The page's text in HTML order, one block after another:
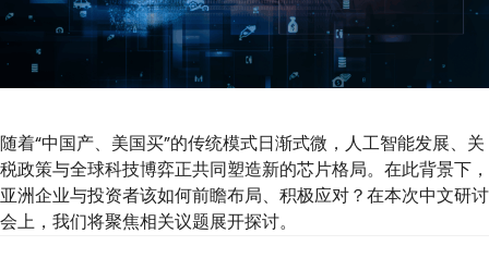
随着“中国产、美国买”的传统模式日渐式微，人工智能发展、关
税政策与全球科技博弈正共同塑造新的芯片格局。在此背景下，
亚洲企业与投资者该如何前瞻布局、积极应对？在本次中文研讨
会上，我们将聚焦相关议题展开探讨。